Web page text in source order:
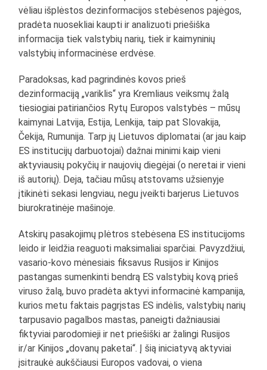
vėliau išplėstos dezinformacijos stebėsenos pajėgos,
pradėta nuosekliai kaupti ir analizuoti priešiška
informacija tiek valstybių narių, tiek ir kaimyninių
valstybių informacinėse erdvėse.
Paradoksas, kad pagrindinės kovos prieš
dezinformaciją „variklis“ yra Kremliaus veiksmų žalą
tiesiogiai patiriančios Rytų Europos valstybės – mūsų
kaimynai Latvija, Estija, Lenkija, taip pat Slovakija,
Čekija, Rumunija. Tarp jų Lietuvos diplomatai (ar jau kaip
ES institucijų darbuotojai) dažnai minimi kaip vieni
aktyviausių pokyčių ir naujovių diegėjai (o neretai ir vieni
iš autorių). Deja, tačiau mūsų atstovams užsienyje
įtikinėti sekasi lengviau, negu įveikti barjerus Lietuvos
biurokratinėje mašinoje.
Atskirų pasakojimų plėtros stebėsena ES institucijoms
leido ir leidžia reaguoti maksimaliai sparčiai. Pavyzdžiui,
vasario-kovo mėnesiais fiksavus Rusijos ir Kinijos
pastangas sumenkinti bendrą ES valstybių kovą prieš
viruso žalą, buvo pradėta aktyvi informacinė kampanija,
kurios metu faktais pagrįstas ES indėlis, valstybių narių
tarpusavio pagalbos mastas, paneigti dažniausiai
fiktyviai parodomieji ir net priešiški ar žalingi Rusijos
ir/ar Kinijos „dovanų paketai“. Į šią iniciatyvą aktyviai
įsitraukė aukščiausi Europos vadovai, o viena